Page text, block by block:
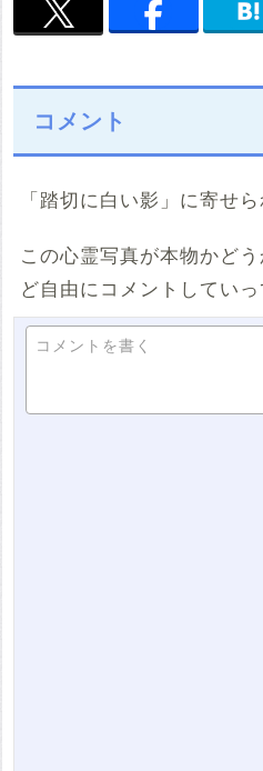
コメント
「踏切に白い影」に寄せ
この心霊写真が本物かど
ど自由にコメントしていっ
コメントを書く